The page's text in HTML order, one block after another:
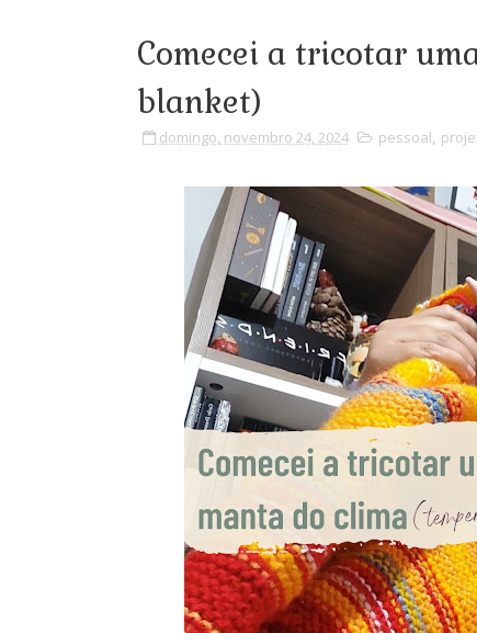
Comecei a tricotar
blanket)
domingo, novembro 24, 2024 pessoal,